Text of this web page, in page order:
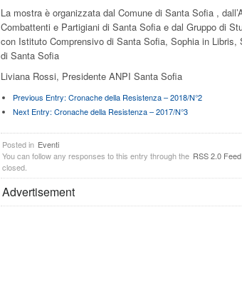
La mostra è organizzata dal Comune di Santa Sofia ,
Combattenti e Partigiani di Santa Sofia e dal Gruppo di
con Istituto Comprensivo di Santa Sofia, Sophia in Libris,
di Santa Sofia
Liviana Rossi, Presidente ANPI Santa Sofia
Previous Entry: Cronache della Resistenza – 2018/N°2
Next Entry: Cronache della Resistenza – 2017/N°3
Posted in Eventi
You can follow any responses to this entry through the RSS 2.0 Feed
closed.
Advertisement